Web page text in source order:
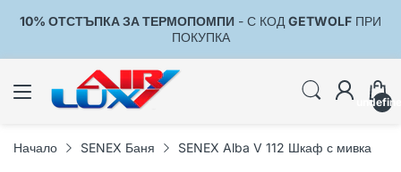
10% ОТСТЪПКА ЗА ТЕРМОПОМПИ - С КОД GETWOLF ПРИ
ПОКУПКА
Начало SENEX Баня SENEX Alba V 112 Шкаф с мивка